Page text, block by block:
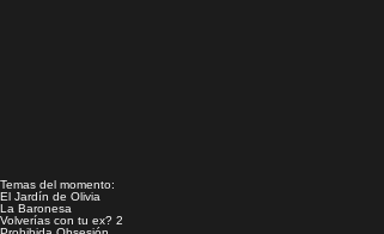
Temas del momento:
El Jardín de Olivia
La Baronesa
Volverías con tu ex? 2